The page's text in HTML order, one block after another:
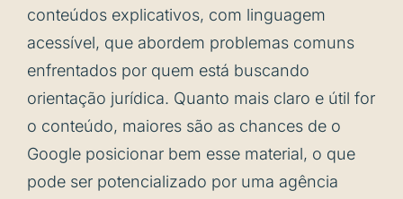
conteúdos explicativos, com linguagem
acessível, que abordem problemas comuns
enfrentados por quem está buscando
orientação jurídica. Quanto mais claro e útil for
o conteúdo, maiores são as chances de o
Google posicionar bem esse material, o que
pode ser potencializado por uma agência